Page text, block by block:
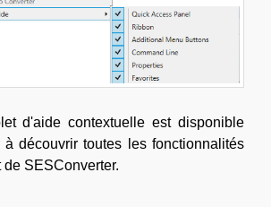
d'aide contextuelle est disponible
découvrir toutes les fonctionnalités
SESConverter.